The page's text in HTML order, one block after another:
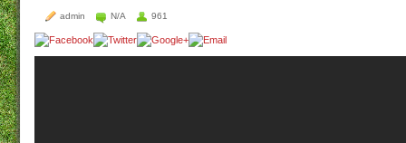
admin N/A 961